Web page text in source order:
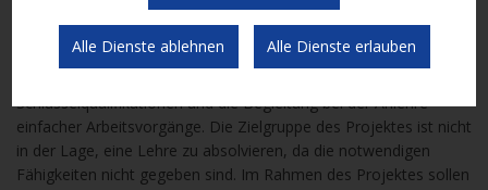
Die Anlehre 2026 (Laufzeit: 01.01.2026 – 31.12.2026)
Schlüsselqualifikationen und die Begleitung bei der Anlehre
einfacher Arbeitsvorgänge. Die Zielgruppe des Projektes ist nicht
in der Lage, eine Lehre zu absolvieren, da die notwendigen
Fähigkeiten nicht gegeben sind. Im Rahmen des Projektes sollen
Alle Dienste ablehnen Alle Dienste erlauben